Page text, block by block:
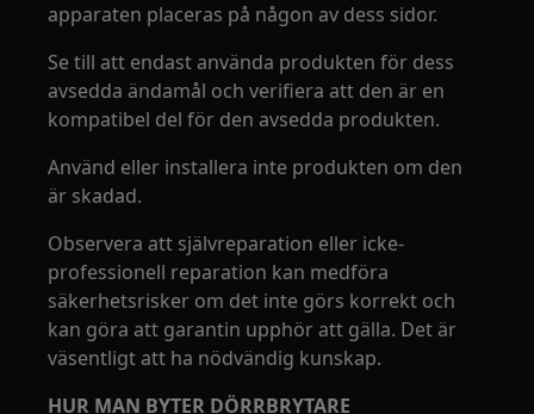
apparaten placeras på någon av dess sidor.
Se till att endast använda produkten för dess
avsedda ändamål och verifiera att den är en
kompatibel del för den avsedda produkten.
Använd eller installera inte produkten om den
är skadad.
Observera att självreparation eller icke-
professionell reparation kan medföra
säkerhetsrisker om det inte görs korrekt och
kan göra att garantin upphör att gälla. Det är
väsentligt att ha nödvändig kunskap.
HUR MAN BYTER DÖRRBRYTARE